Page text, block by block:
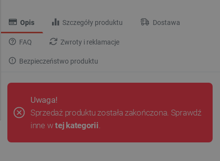
Opis Szczegóły produktu Dostawa
FAQ Zwroty i reklamacje
Bezpieczeństwo produktu
Uwaga!
Sprzedaż produktu została zakończona. Sprawdź
inne wtej kategorii.